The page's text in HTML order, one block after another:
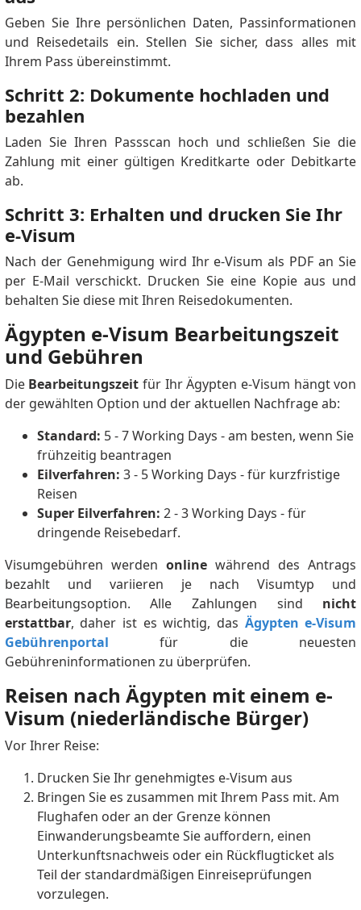
Geben Sie Ihre persönlichen Daten, Passinformationen
und Reisedetails ein. Stellen Sie sicher, dass alles mit
Ihrem Pass übereinstimmt.
Schritt 2: Dokumente hochladen und
bezahlen
Laden Sie Ihren Passscan hoch und schließen Sie die
Zahlung mit einer gültigen Kreditkarte oder Debitkarte
ab.
Schritt 3: Erhalten und drucken Sie Ihr
e-Visum
Nach der Genehmigung wird Ihr e-Visum als PDF an Sie
per E-Mail verschickt. Drucken Sie eine Kopie aus und
behalten Sie diese mit Ihren Reisedokumenten.
Ägypten e-Visum Bearbeitungszeit
und Gebühren
Die Bearbeitungszeit für Ihr Ägypten e-Visum hängt von
der gewählten Option und der aktuellen Nachfrage ab:
Standard: 5 - 7 Working Days - am besten, wenn Sie
frühzeitig beantragen
Eilverfahren: 3 - 5 Working Days - für kurzfristige
Reisen
Super Eilverfahren: 2 - 3 Working Days - für
dringende Reisebedarf.
Visumgebühren werden onlinewährend des Antrags
bezahlt und variieren je nach Visumtyp und
Bearbeitungsoption. Alle Zahlungen sind nicht
erstattbar, daher ist es wichtig, das Ägypten e-Visum
Gebührenportal für die neuesten
Gebühreninformationen zu überprüfen.
Reisen nach Ägypten mit einem e-
Visum (niederländische Bürger)
Vor Ihrer Reise:
Drucken Sie Ihr genehmigtes e-Visum aus
Bringen Sie es zusammen mit Ihrem Pass mit. Am
Flughafen oder an der Grenze können
Einwanderungsbeamte Sie auffordern, einen
Unterkunftsnachweis oder ein Rückflugticket als
Teil der standardmäßigen Einreiseprüfungen
vorzulegen.